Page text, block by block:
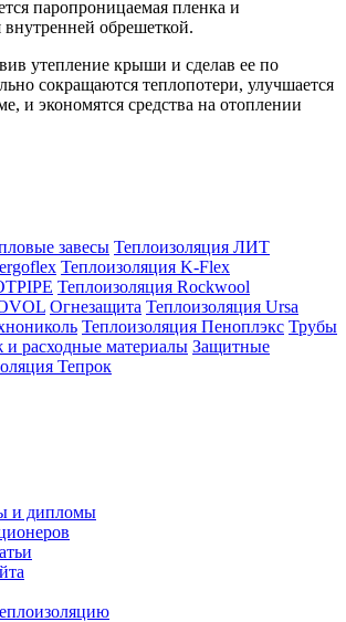
паропроницаемая пленка и
внутренней обрешеткой.
утепление крыши и сделав ее по
сокращаются теплопотери, улучшается
и экономятся средства на отоплении
завесы Теплоизоляция ЛИТ
Теплоизоляция K-Flex
Теплоизоляция Rockwool
Огнезащита Теплоизоляция Ursa
Теплоизоляция Пеноплэкс Трубы
и расходные материалы Защитные
Тепрок
и дипломы